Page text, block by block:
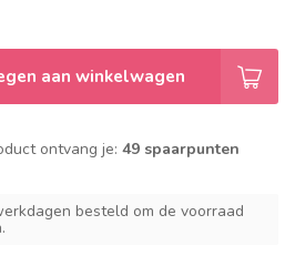
aan winkelwagen
ontvang je: 49 spaarpunten
besteld om de voorraad